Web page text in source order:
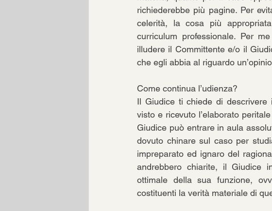
richiederebbe più pagine. Per
celerità, la cosa più
curriculum professionale. Per
illudere il Committente e/o il
che egli abbia al riguardo
Come continua l’udienza?
Il Giudice ti chiede di
visto e ricevuto l’elaborato
Giudice può entrare in aula
dovuto chinare sul caso per
impreparato ed ignaro del
andrebbero chiarite, il Giudice
ottimale della sua funzione,
costituenti la verità materiale di